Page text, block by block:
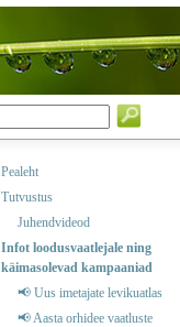
Pealeht
Tutvustus
Juhendvideod
Infot loodusvaatlejale ning
käimasolevad kampaaniad
📢 Uus imetajate levikuatlas
📢 Aasta orhidee vaatluste